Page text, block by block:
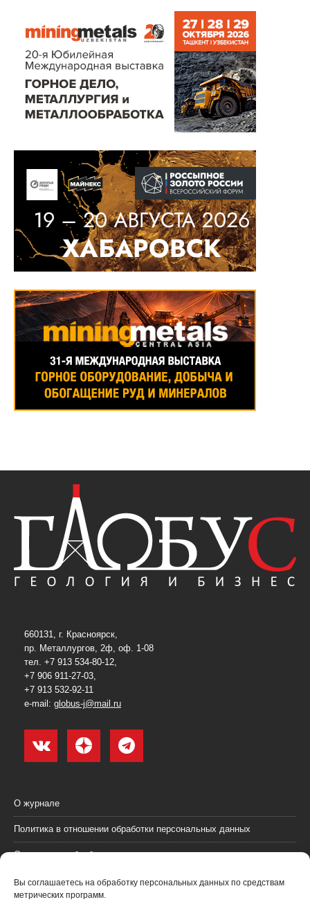
Вы соглашаетесь на обработку персональных данных по средствам
метрических программ.
660131, г. Красноярск,
пр. Металлургов, 2ф, оф. 1-08
тел. +7 913 534-80-12,
+7 906 911-27-03,
+7 913 532-92-11
e-mail: globus-j@mail.ru
О журнале
Политика в отношении обработки персональных данных
Согласие на обработку персональных данных
Пользовательское соглашение (оферта)